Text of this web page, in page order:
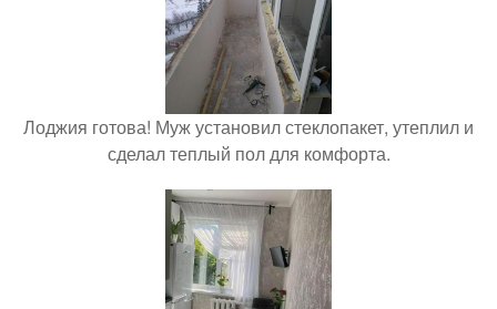
Лоджия готова! Муж установил стеклопакет, утеплил и
сделал теплый пол для комфорта.